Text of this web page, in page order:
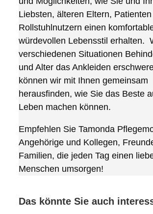
Liebsten, älteren Eltern,
Rollstuhlnutzern einen
würdevollen Lebensstil erhalten.
verschiedenen Situationen
und Alter das Ankleiden
können wir mit Ihnen gemeinsam
herausfinden, wie Sie das Beste
Leben machen können.
Empfehlen Sie Tamonda
Angehörige und Kollegen,
Familien, die jeden Tag einen
Menschen umsorgen!
Das könnte Sie auch